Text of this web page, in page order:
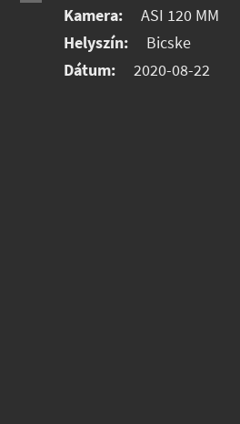
Kamera:
ASI 120 MM
Helyszín:
Bicske
Dátum:
2020-08-22